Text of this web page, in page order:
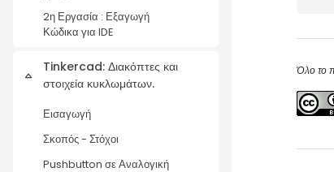
2η Εργασία : Εξαγωγή
Κώδικα για IDE
Collapse
Tinkercad: Διακόπτες και
στοιχεία κυκλωμάτων.
Εισαγωγή
Σκοπός - Στόχοι
Pushbutton σε Αναλογική
Όλο το